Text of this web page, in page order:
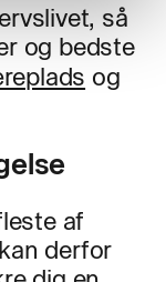
så
og bedste
og
af
derfor